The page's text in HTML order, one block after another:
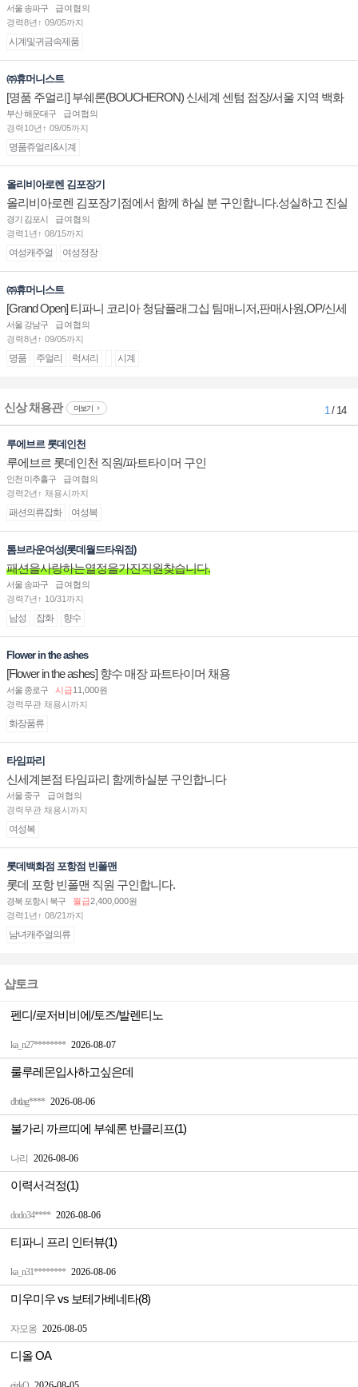
부점장/판매사원 채용
서울 송파구
급여협의
경력8년↑ 09/05까지
시계및귀금속제품
㈜휴머니스트
[명품 주얼리] 부쉐론(BOUCHERON) 신세계 센텀 점장/서울 지역 백화
점 판매사원 채용
부산 해운대구
급여협의
경력10년↑ 09/05까지
명품쥬얼리&시계
올리비아로렌 김포장기
올리비아로렌 김포장기점에서 함께 하실 분 구인합니다.성실하고 진실
된 마음 하나면 됩니다.
경기 김포시
급여협의
경력1년↑ 08/15까지
여성캐주얼 여성정장
㈜휴머니스트
[Grand Open] 티파니 코리아 청담플래그십 팀매니저,판매사원,OP/신세
계대전 판매사원 채용
서울 강남구
급여협의
경력8년↑ 09/05까지
명품 주얼리 럭셔리 시계
신상 채용관 더보기 1/ 14
루에브르 롯데인천
루에브르 롯데인천 직원/파트타이머 구인
인천 미추홀구
급여협의
경력2년↑ 채용시까지
패션의류잡화 여성복
톰브라운여성(롯데월드타워점)
패션을사랑하는열정을가진직원찾습니다.
서울 송파구
급여협의
경력7년↑ 10/31까지
남성 잡화 향수
Flower in the ashes
[Flower in the ashes] 향수 매장 파트타이머 채용
서울 종로구 시급11,000원
경력무관 채용시까지
화장품류
타임파리
신세계본점 타임파리 함께하실분 구인합니다
서울 중구
급여협의
경력무관 채용시까지
여성복
롯데백화점 포항점 빈폴맨
롯데 포항 빈폴맨 직원 구인합니다.
경북 포항시 북구 월급2,400,000원
경력1년↑ 08/21까지
남녀캐주얼의류
샵토크
ka_n27******** 2026-08-07
펜디/로저비비에/토즈/발렌티노
dbtlag**** 2026-08-06
룰루레몬입사하고싶은데
나리 2026-08-06
불가리 까르띠에 부쉐론 반클리프(1)
dodo34**** 2026-08-06
이력서걱정(1)
ka_n31******** 2026-08-06
티파니 프리 인터뷰(1)
자모옹 2026-08-05
미우미우 vs 보테가베네타(8)
디올 OA